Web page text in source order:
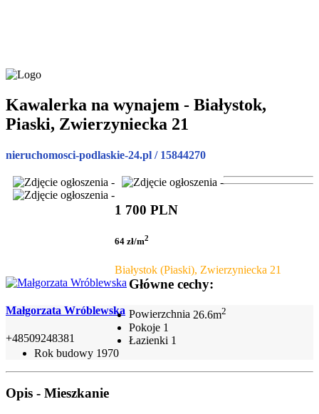
Kawalerka na wynajem - Białystok,
Piaski, Zwierzyniecka 21
nieruchomosci-podlaskie-24.pl / 15844270
1 700 PLN
64 zł/m2
Białystok (Piaski), Zwierzyniecka 21
Małgorzata Wróblewska
+48509248381
Główne cechy:
Powierzchnia 26.6m2
Pokoje 1
Łazienki 1
Rok budowy 1970
Opis - Mieszkanie